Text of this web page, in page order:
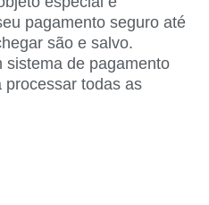
pagamento seguro até
são e salvo.
sistema de pagamento
processar todas as